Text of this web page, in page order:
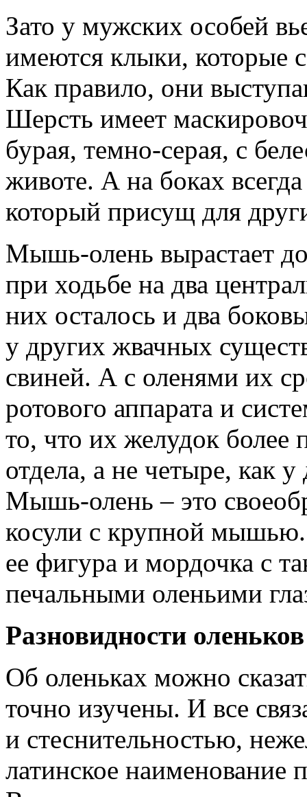
Зато у мужских особей
имеются клыки, которые
Как правило, они
Шерсть имеет
бурая, темно-серая, с
животе. А на боках
который присущ для
Мышь-олень вырастает
при ходьбе на два
них осталось и два
у других жвачных
свиней. А с оленями их
ротового аппарата и
то, что их желудок
отдела, а не четыре, как
Мышь-олень – это
косули с крупной
ее фигура и мордочка с
печальными оленьими
Разновидности оленьков
Об оленьках можно
точно изучены. И все
и стеснительностью,
латинское наименование